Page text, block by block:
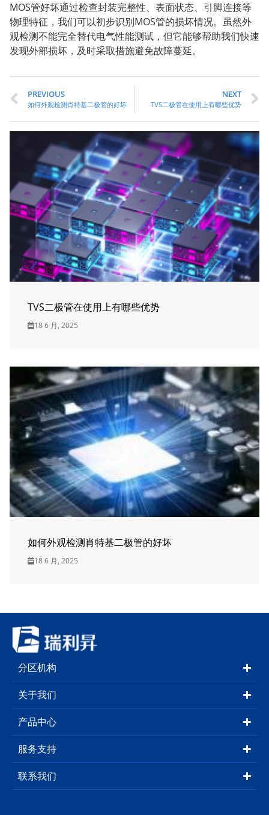
MOS管好坏通过检查封装完整性、表面状态、引脚连接等
物理特征，我们可以初步识别MOS管的损坏情况。虽然外
观检测不能完全替代电气性能测试，但它能够帮助我们快速
发现外部损坏，及时采取措施避免故障蔓延。
PREVIOUS
如何外观检测肖特基二极管的好坏
NEXT
TVS二极管在使用上有哪些优势
TVS二极管在使用上有哪些优势
18 6 月, 2025
如何外观检测肖特基二极管的好坏
18 6 月, 2025
分区机构
关于我们
产品中心
服务支持
联系我们